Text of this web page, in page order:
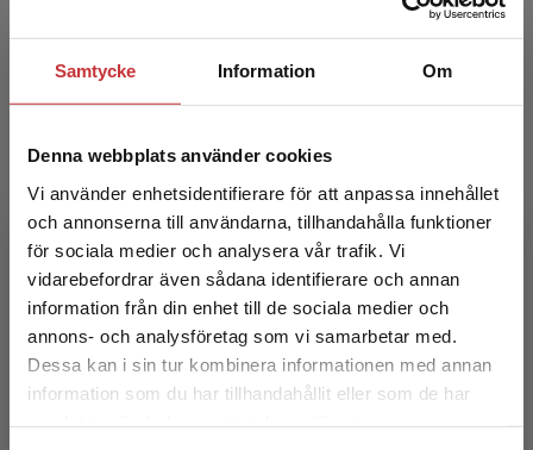
Samtycke Information Om
Denna webbplats använder cookies
Vi använder enhetsidentifierare för att anpassa innehållet
och annonserna till användarna, tillhandahålla funktioner
för sociala medier och analysera vår trafik. Vi
vidarebefordrar även sådana identifierare och annan
information från din enhet till de sociala medier och
annons- och analysföretag som vi samarbetar med.
Dessa kan i sin tur kombinera informationen med annan
information som du har tillhandahållit eller som de har
Begränsad fraktregion
Det verkar som att du besöker
studentlitteratur.se via en enhet utanför Sverige.
Bilder för barn och bilder av barn
Simonsson, M - Andersson, J (red.)
365 krinkl. moms
Exkl. moms: 344 kr